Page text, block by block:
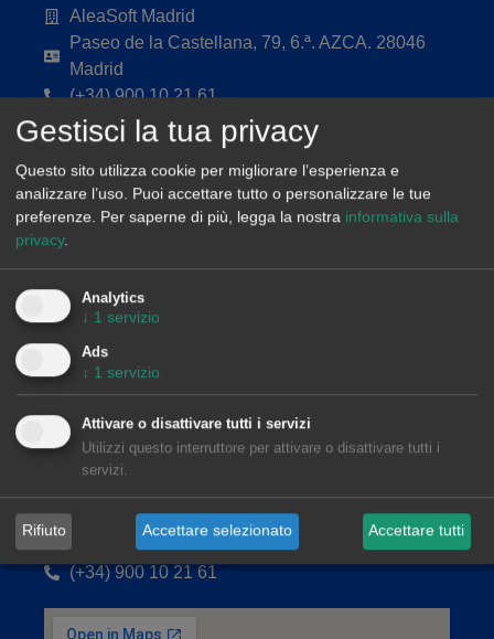
AleaSoft Madrid
Paseo de la Castellana, 79, 6.ª. AZCA. 28046
Madrid
(+34) 900 10 21 61
AleaSoft Barcelona
Viladomat, 1, 1.º-1.ª. 08015 Barcelona
(+34) 900 10 21 61
Gestisci la tua privacy
Questo sito utilizza cookie per migliorare l’esperienza e
analizzare l’uso. Puoi accettare tutto o personalizzare le tue
preferenze. Per saperne di più, legga la nostra informativa sulla
privacy.
Analytics
↓ 1 servizio
Ads
↓ 1 servizio
Attivare o disattivare tutti i servizi
Utilizzi questo interruttore per attivare o disattivare tutti i
servizi.
Rifiuto Accettare selezionato Accettare tutti